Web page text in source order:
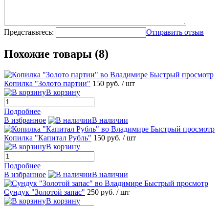
Представьтесь: Отправить отзыв
Похожие товары (8)
Быстрый просмотр
Копилка "Золото партии" 150 руб. / шт
В корзину
Подробнее
В избранное
В наличии
Быстрый просмотр
Копилка "Капитал Рубль" 150 руб. / шт
В корзину
Подробнее
В избранное
В наличии
Быстрый просмотр
Сундук "Золотой запас" 250 руб. / шт
В корзину